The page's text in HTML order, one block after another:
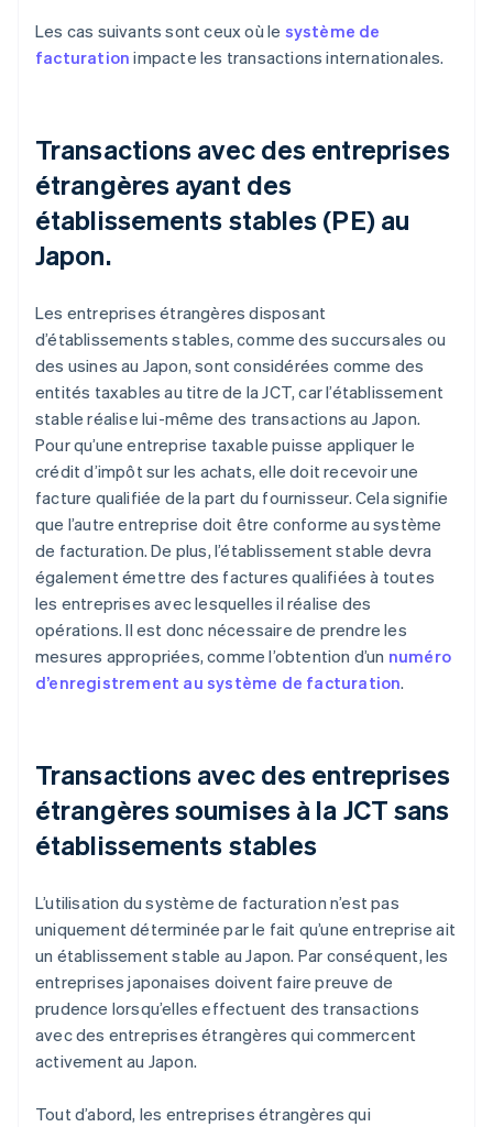
Les cas suivants sont ceux où le système de
facturation impacte les transactions internationales.
Transactions avec des entreprises
étrangères ayant des
établissements stables (PE) au
Japon.
Les entreprises étrangères disposant
d’établissements stables, comme des succursales ou
des usines au Japon, sont considérées comme des
entités taxables au titre de la JCT, car l’établissement
stable réalise lui-même des transactions au Japon.
Pour qu’une entreprise taxable puisse appliquer le
crédit d’impôt sur les achats, elle doit recevoir une
facture qualifiée de la part du fournisseur. Cela signifie
que l’autre entreprise doit être conforme au système
de facturation. De plus, l’établissement stable devra
également émettre des factures qualifiées à toutes
les entreprises avec lesquelles il réalise des
opérations. Il est donc nécessaire de prendre les
mesures appropriées, comme l’obtention d’un numéro
d’enregistrement au système de facturation.
Transactions avec des entreprises
étrangères soumises à la JCT sans
établissements stables
L’utilisation du système de facturation n’est pas
uniquement déterminée par le fait qu’une entreprise ait
un établissement stable au Japon. Par conséquent, les
entreprises japonaises doivent faire preuve de
prudence lorsqu’elles effectuent des transactions
avec des entreprises étrangères qui commercent
activement au Japon.
Tout d’abord, les entreprises étrangères qui